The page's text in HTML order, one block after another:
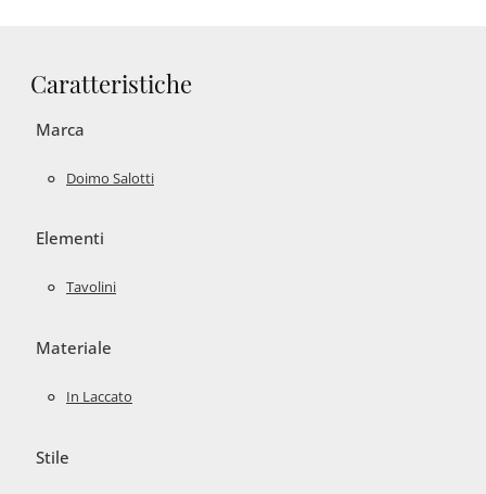
Caratteristiche
Marca
Doimo Salotti
Elementi
Tavolini
Materiale
In Laccato
Stile